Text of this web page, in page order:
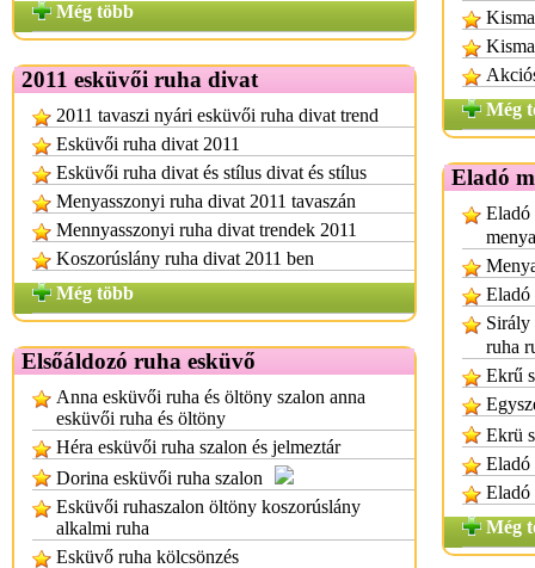
Még több
2011 esküvői ruha divat
2011 tavaszi nyári esküvői ruha divat trend
Esküvői ruha divat 2011
Esküvői ruha divat és stílus divat és stílus
Menyasszonyi ruha divat 2011 tavaszán
Mennyasszonyi ruha divat trendek 2011
Koszorúslány ruha divat 2011 ben
Még több
Elsőáldozó ruha esküvő
Anna esküvői ruha és öltöny szalon anna
esküvői ruha és öltöny
Héra esküvői ruha szalon és jelmeztár
Dorina esküvői ruha szalon
Esküvői ruhaszalon öltöny koszorúslány
alkalmi ruha
Esküvő ruha kölcsönzés
Még
Eladó
Eladó
Eladó
Sirály
ruha
Ekrű
Ekrü
Eladó
Eladó
Még